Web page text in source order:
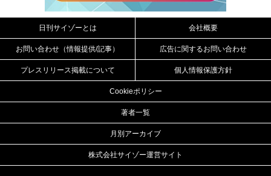
日刊サイゾーとは 会社概要
お問い合わせ（情報提供/記事） 広告に関するお問い合わせ
プレスリリース掲載について 個人情報保護方針
Cookieポリシー
著者一覧
月別アーカイブ
株式会社サイゾー運営サイト